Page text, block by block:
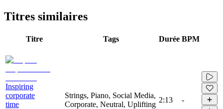
Titres similaires
Titre Tags Durée BPM
Inspiring
corporate
time
Strings, Piano, Social Media,
Corporate, Neutral, Uplifting
2:13 -